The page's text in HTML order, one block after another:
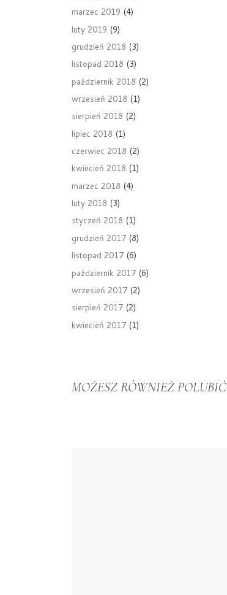
MOŻESZ RÓWNIEŻ POLUBIĆ
marzec 2019 (4)
luty 2019 (9)
grudzień 2018 (3)
listopad 2018 (3)
październik 2018 (2)
wrzesień 2018 (1)
sierpień 2018 (2)
lipiec 2018 (1)
czerwiec 2018 (2)
kwiecień 2018 (1)
marzec 2018 (4)
luty 2018 (3)
styczeń 2018 (1)
grudzień 2017 (8)
listopad 2017 (6)
październik 2017 (6)
wrzesień 2017 (2)
sierpień 2017 (2)
kwiecień 2017 (1)